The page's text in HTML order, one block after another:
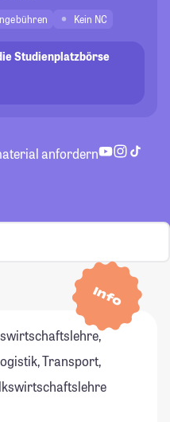
Kein NC
Studienplatzbörse
anfordern
Info
Transport,